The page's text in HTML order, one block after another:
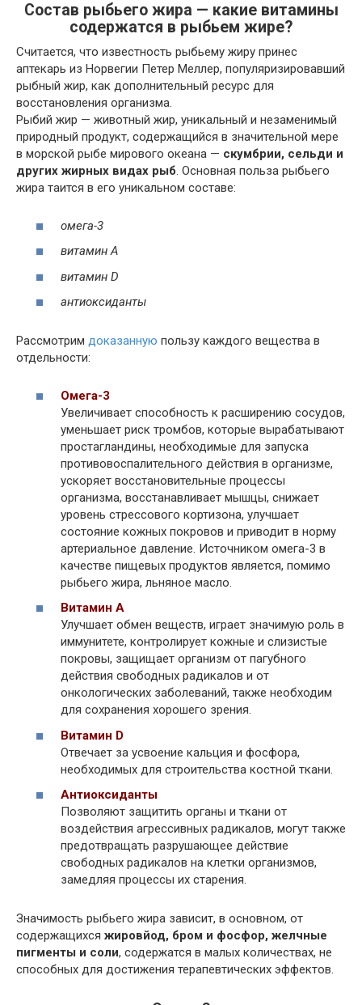
Состав рыбьего жира — какие витамины
содержатся в рыбьем жире?
Считается, что известность рыбьему жиру принес
аптекарь из Норвегии Петер Меллер, популяризировавший
рыбный жир, как дополнительный ресурс для
восстановления организма.
Рыбий жир — животный жир, уникальный и незаменимый
природный продукт, содержащийся в значительной мере
в морской рыбе мирового океана — скумбрии, сельди и
других жирных видах рыб. Основная польза рыбьего
жира таится в его уникальном составе:
омега-3
витамин A
витамин D
антиоксиданты
Рассмотрим доказанную пользу каждого вещества в
отдельности:
Омега-3
Увеличивает способность к расширению сосудов,
уменьшает риск тромбов, которые вырабатывают
простагландины, необходимые для запуска
противовоспалительного действия в организме,
ускоряет восстановительные процессы
организма, восстанавливает мышцы, снижает
уровень стрессового кортизона, улучшает
состояние кожных покровов и приводит в норму
артериальное давление. Источником омега-3 в
качестве пищевых продуктов является, помимо
рыбьего жира, льняное масло.
Витамин A
Улучшает обмен веществ, играет значимую роль в
иммунитете, контролирует кожные и слизистые
покровы, защищает организм от пагубного
действия свободных радикалов и от
онкологических заболеваний, также необходим
для сохранения хорошего зрения.
Витамин D
Отвечает за усвоение кальция и фосфора,
необходимых для строительства костной ткани.
Антиоксиданты
Позволяют защитить органы и ткани от
воздействия агрессивных радикалов, могут также
предотвращать разрушающее действие
свободных радикалов на клетки организмов,
замедляя процессы их старения.
Значимость рыбьего жира зависит, в основном, от
содержащихся жировйод, бром и фосфор, желчные
пигменты и соли, содержатся в малых количествах, не
способных для достижения терапевтических эффектов.